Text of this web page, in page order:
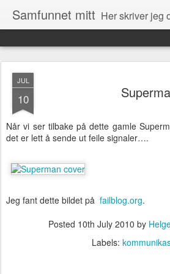
Samfunnet mitt Her skriver jeg om ting som opptar meg
JUL
10
Når vi ser tilbake på dette gamle
det er lett å sende ut feile signaler….
Jeg fant dette bildet på failblog.org.
Posted 10th July 2010 by
Labels: